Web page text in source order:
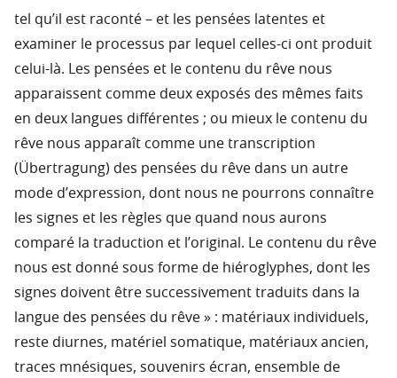
tel qu’il est raconté – et les pensées latentes et
examiner le processus par lequel celles-ci ont produit
celui-là. Les pensées et le contenu du rêve nous
apparaissent comme deux exposés des mêmes faits
en deux langues différentes ; ou mieux le contenu du
rêve nous apparaît comme une transcription
(Übertragung) des pensées du rêve dans un autre
mode d’expression, dont nous ne pourrons connaître
les signes et les règles que quand nous aurons
comparé la traduction et l’original. Le contenu du rêve
nous est donné sous forme de hiéroglyphes, dont les
signes doivent être successivement traduits dans la
langue des pensées du rêve » : matériaux individuels,
reste diurnes, matériel somatique, matériaux ancien,
traces mnésiques, souvenirs écran, ensemble de